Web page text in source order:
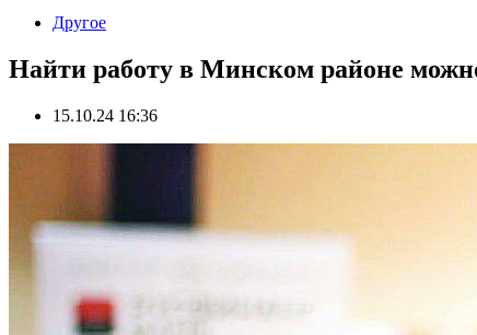
Другое
Найти работу в Минском районе
15.10.24 16:36